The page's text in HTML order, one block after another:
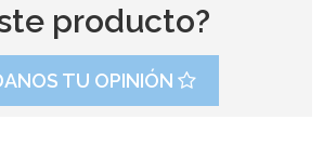
producto?
TU OPINIÓN